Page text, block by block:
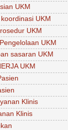
UKM
UKM
UKM
UKM
sasaran UKM
UKM
Klinis
Klinis